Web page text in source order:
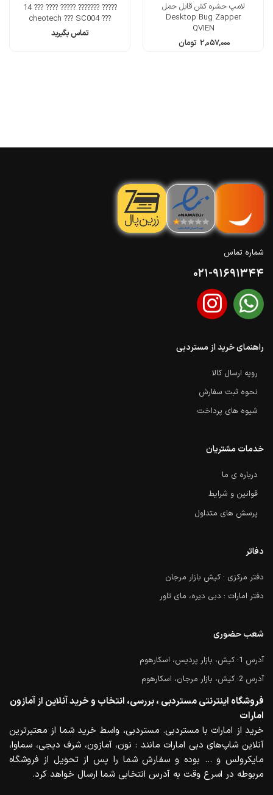
لامپ حشره کش قابل حمل
Desktop Bug Zapper
QVIEN
۲,۰۵۷,۰۰۰ تومان
????? ??????? ????? ???? ??? 14
??? cheotech ??? SC004
تماس بگیرید
شماره تماس
021-91691344
راهنمای خرید از مستردبی
رویه ارسال کالا
نحوه ثبت سفارش
شیوه های پرداخت
خدمات مشتریان
درباره ی ما
قوانین و شرایط
پرسش های متداول
دفاتر
دفتر مرکزی : کیش بازار مرجان
دفتر امارات : دبی دیره، مای تاور
شعب حضوری
آدرس 1: کیش، بازار پردیس، اسکارهوم
آدرس 2: کیش، بازار مرجان، اسکارهوم
فروشگاه اینترنتی مستردبی ، بررسی، انتخاب و خرید آنلاین از آمازون
امارات
خرید از امارات با مستردبی. مستردبی، واسط خرید شما از معتبرترین
آنلاین شاپ‌های دبی امارات مانند : نون، آمازون، شرف دیجی، سماوا،
مایکرولس و … بوده و سفارش شما را پس از تحویل از فروشگاه
مربوطه در اسرع وقت به آدرس انتخابی شما ارسال خواهد کرد.